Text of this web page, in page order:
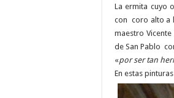
La ermita cuyo
con coro alto a
maestro
de San Pablo
«por ser tan
En estas